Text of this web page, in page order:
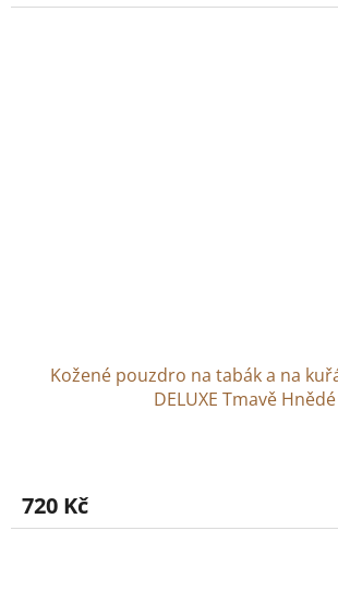
Kožené pouzdro na tabák a na
DELUXE Tmavě Hnědé
720 Kč